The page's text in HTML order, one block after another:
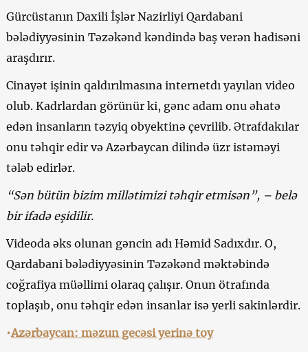
Gürcüstanın Daxili İşlər Nazirliyi Qardabani
bələdiyyəsinin Təzəkənd kəndində baş verən hadisəni
araşdırır.
Cinayət işinin qaldırılmasına internetdı yayılan video
olub. Kadrlardan görünür ki, gənc adam onu əhatə
edən insanların təzyiq obyektinə çevrilib. Ətrafdakılar
onu təhqir edir və Azərbaycan dilində üzr istəməyi
tələb edirlər.
“Sən bütün bizim millətimizi təhqir etmisən”, – belə
bir ifadə eşidilir.
Videoda əks olunan gəncin adı Həmid Sadıxdır. O,
Qardabani bələdiyyəsinin Təzəkənd məktəbində
coğrafiya müəllimi olaraq çalışır. Onun ötrafında
toplaşıb, onu təhqir edən insanlar isə yerli sakinlərdir.
•Azərbaycan: məzun gecəsi yerinə toy